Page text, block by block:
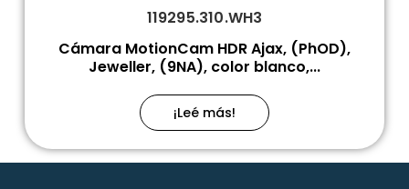
119295.310.WH3
Cámara MotionCam HDR Ajax, (PhOD),
Jeweller, (9NA), color blanco,...
¡Leé más!